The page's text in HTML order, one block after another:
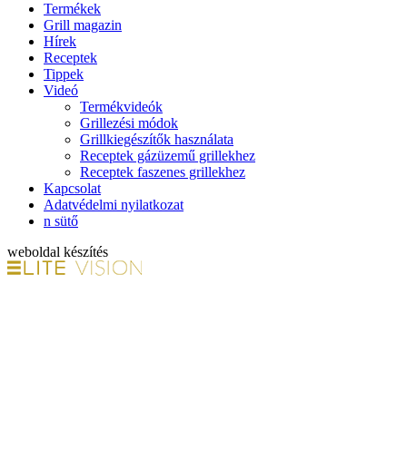
Termékek
Grill magazin
Hírek
Receptek
Tippek
Videó
Termékvideók
Grillezési módok
Grillkiegészítők használata
Receptek gázüzemű grillekhez
Receptek faszenes grillekhez
Kapcsolat
Adatvédelmi nyilatkozat
n sütő
weboldal készítés